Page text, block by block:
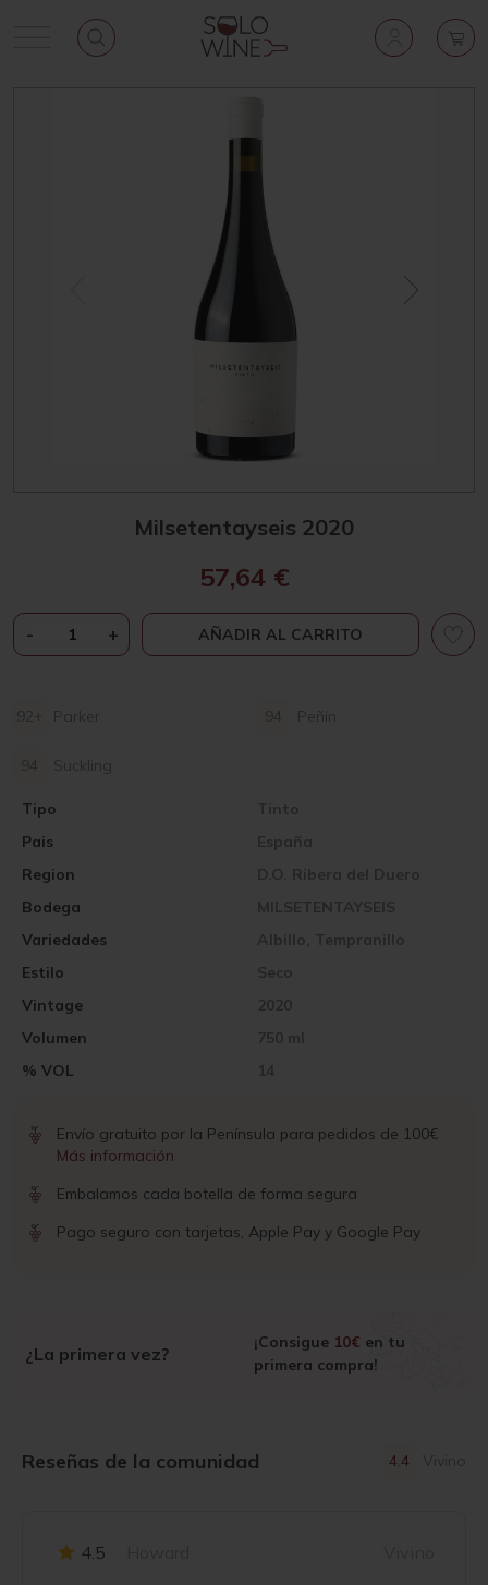
Milsetentayseis 2020
Parker Peñín
Suckling
Pais España
Vintage 2020
Region D.O. Ribera del Duero
Volumen 750 ml
Bodega MILSETENTAYSEIS
% VOL 14
Variedades
Albillo, Tempranillo
Estilo
Seco
Tipo Tinto
57,64 €
-MILSETENTAYSEIS
2020
+ AÑADIR AL CARRITO
Envío gratuito por la Península para pedidos de 100€
Más información
Embalamos cada botella de forma segura
Pago seguro con tarjetas, Apple Pay y Google Pay
¿La primera vez?
¡Consigue 10€ en tu
primera compra!
Reseñas de la comunidad 4.4 Vivino
4.5